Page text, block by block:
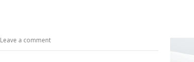
Leave a comment